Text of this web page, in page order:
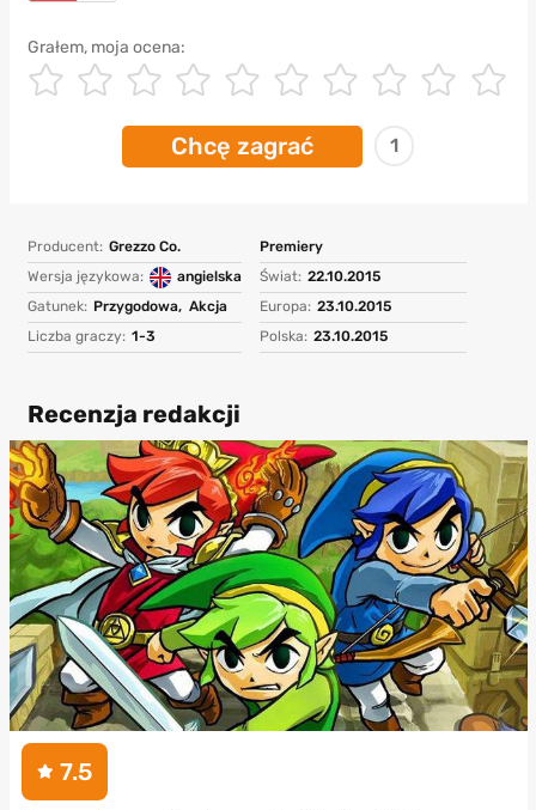
Grałem, moja ocena:
Chcę zagrać 1
Producent: Grezzo Co.
Wersja językowa:
angielska
Gatunek: Przygodowa, Akcja
Liczba graczy: 1-3
Premiery
Świat: 22.10.2015
Europa: 23.10.2015
Polska: 23.10.2015
Recenzja redakcji
7.5